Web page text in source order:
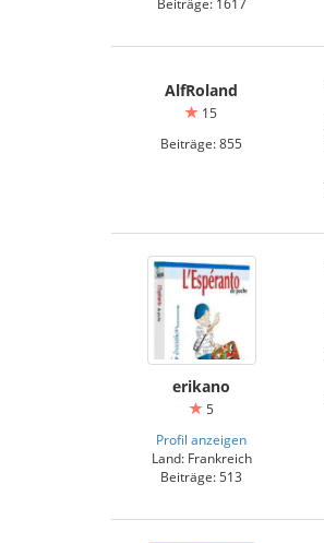
AlfRoland
15
Beiträge: 855
erikano
5
Profil anzeigen
Land: Frankreich
Beiträge: 513